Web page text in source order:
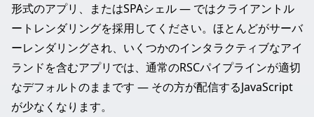
形式のアプリ、またはSPAシェル — ではクライアントル
ートレンダリングを採用してください。ほとんどがサーバ
ーレンダリングされ、いくつかのインタラクティブなアイ
ランドを含むアプリでは、通常のRSCパイプラインが適切
なデフォルトのままです — その方が配信するJavaScript
が少なくなります。